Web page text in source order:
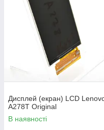
Дисплей (екран) LCD
A278T Original
В наявності